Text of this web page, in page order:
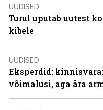
UUDISED
Turul uputab uutest
kibele
UUDISED
Eksperdid:
võimalusi, aga ära